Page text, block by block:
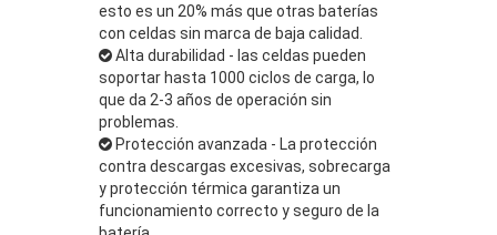
esto es un 20% más que otras baterías
con celdas sin marca de baja calidad.
Alta durabilidad - las celdas pueden
soportar hasta 1000 ciclos de carga, lo
que da 2-3 años de operación sin
problemas.
Protección avanzada - La protección
contra descargas excesivas, sobrecarga
y protección térmica garantiza un
funcionamiento correcto y seguro de la